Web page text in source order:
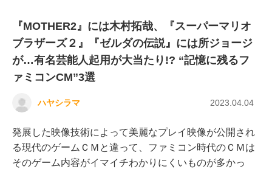
『MOTHER2』には木村拓哉、『スーパーマリオ
ブラザーズ２』『ゼルダの伝説』には所ジョージ
が…有名芸能人起用が大当たり!? “記憶に残るフ
ァミコンCM”3選
ハヤシラマ 2023.04.04
発展した映像技術によって美麗なプレイ映像が公開され
る現代のゲームＣＭと違って、ファミコン時代のＣＭは
そのゲーム内容がイマイチわかりにくいものが多かっ